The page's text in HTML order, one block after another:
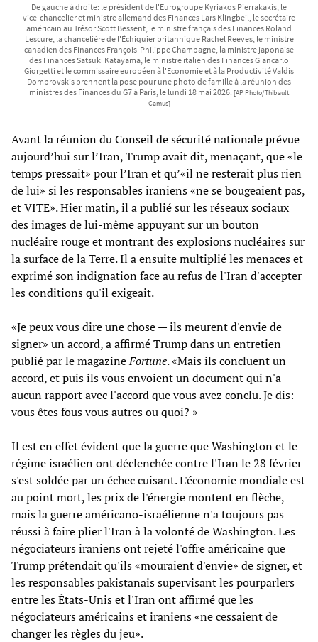
De gauche à droite: le président de l'Eurogroupe Kyriakos Pierrakakis, le
vice-chancelier et ministre allemand des Finances Lars Klingbeil, le secrétaire
américain au Trésor Scott Bessent, le ministre français des Finances Roland
Lescure, la chancelière de l'Échiquier britannique Rachel Reeves, le ministre
canadien des Finances François-Philippe Champagne, la ministre japonaise
des Finances Satsuki Katayama, le ministre italien des Finances Giancarlo
Giorgetti et le commissaire européen à l'Économie et à la Productivité Valdis
Dombrovskis prennent la pose pour une photo de famille à la réunion des
ministres des Finances du G7 à Paris, le lundi 18 mai 2026. [AP Photo/Thibault
Camus]
Avant la réunion du Conseil de sécurité nationale prévue
aujourd’hui sur l’Iran, Trump avait dit, menaçant, que «le
temps pressait» pour l’Iran et qu’«il ne resterait plus rien
de lui» si les responsables iraniens «ne se bougeaient pas,
et VITE». Hier matin, il a publié sur les réseaux sociaux
des images de lui-même appuyant sur un bouton
nucléaire rouge et montrant des explosions nucléaires sur
la surface de la Terre. Il a ensuite multiplié les menaces et
exprimé son indignation face au refus de l'Iran d'accepter
les conditions qu'il exigeait.
«Je peux vous dire une chose — ils meurent d'envie de
signer» un accord, a affirmé Trump dans un entretien
publié par le magazineFortune. «Mais ils concluent un
accord, et puis ils vous envoient un document qui n'a
aucun rapport avec l'accord que vous avez conclu. Je dis:
vous êtes fous vous autres ou quoi? »
Il est en effet évident que la guerre que Washington et le
régime israélien ont déclenchée contre l'Iran le 28 février
s'est soldée par un échec cuisant. L'économie mondiale est
au point mort, les prix de l'énergie montent en flèche,
mais la guerre américano-israélienne n'a toujours pas
réussi à faire plier l'Iran à la volonté de Washington. Les
négociateurs iraniens ont rejeté l'offre américaine que
Trump prétendait qu'ils «mouraient d'envie» de signer, et
les responsables pakistanais supervisant les pourparlers
entre les États-Unis et l'Iran ont affirmé que les
négociateurs américains et iraniens «ne cessaient de
changer les règles du jeu».